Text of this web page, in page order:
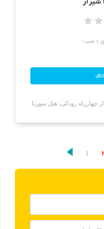
:
چهارراه رودکی، هتل سورنا
1